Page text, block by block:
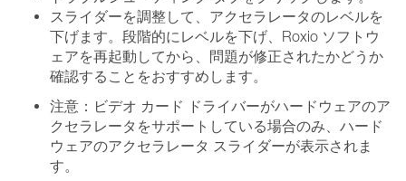
スライダーを調整して、アクセラレータのレベルを
下げます。段階的にレベルを下げ、Roxio ソフトウ
ェアを再起動してから、問題が修正されたかどうか
確認することをおすすめします。
注意：ビデオ カード ドライバーがハードウェアのア
クセラレータをサポートしている場合のみ、ハード
ウェアのアクセラレータ スライダーが表示されま
す。